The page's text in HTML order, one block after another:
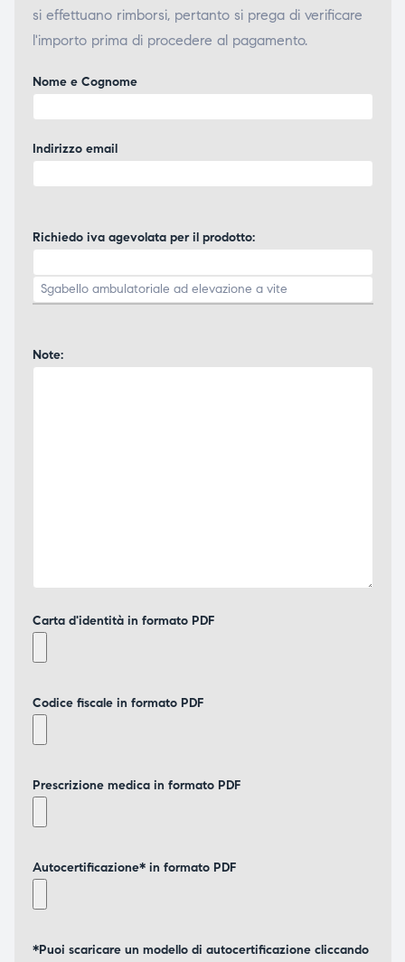
si effettuano rimborsi, pertanto si prega di verificare
l'importo prima di procedere al pagamento.
Nome e Cognome
Indirizzo email
Richiedo iva agevolata per il prodotto:
Note:
Carta d'identità in formato PDF
Codice fiscale in formato PDF
Prescrizione medica in formato PDF
Autocertificazione* in formato PDF
*Puoi scaricare un modello di autocertificazione cliccando